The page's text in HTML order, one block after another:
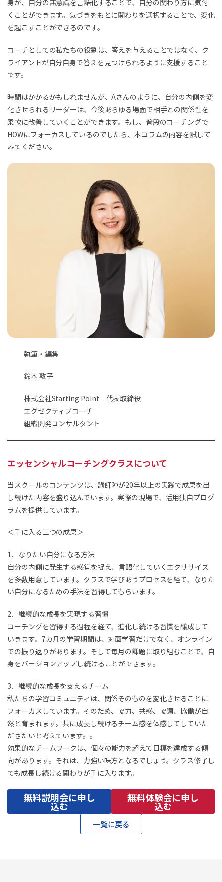
身が、自分の無意識を言語化することで、自分の関わり方に気付
くことができます。気づきをもとに関わりを選択することで、変化
を起こすことができるのです。
コーチとしての私たちの役割は、答えを与えることではなく、ク
ライアントが自分自身で答えを見つけられるように支援すること
です。
時間はかかるかもしれませんが、Aさんのように、自分の内側を変
化させられるリーダーは、今後あらゆる場面で相手との関係性を
柔軟に改善していくことができます。もし、普段のコーチングで
HOWにフォーカスしているのでしたら、本コラムの内容を試して
みてください。
執筆・編集
鈴木 敦子
株式会社Starting Point 代表取締役
エグゼクティブコーチ
組織開発コンサルタント
エッセンシャルコーチングクラスについて
当スクールのコンテンツは、講師陣が20年以上の実践で成果を出
し続けた内容を盛り込んでいます。実際の現場で、活用独自プログ
ラムを提供しています。
＜手に入る三つの成果＞
1．なりたい自分になる方法
自分の内側に発生する感覚を捉え、言語化していくエクササイズ
を多数用意しています。クラスで学びあうプロセスを経て、なりた
い自分になるための手法を習得してもらいます。
2．継続的な成長を実現する習慣
コーチングを習得する過程を経て、進化し続ける習慣を醸成して
いきます。7カ月の学習期間は、対面学習だけでなく、オンライン
での振り返りがあります。そして毎月の課題に取り組むことで、自
身をバージョンアップし続けることができます。
3．継続的な成長を支えるチーム
私たちの学習コミュニティは、関係そのものを変化させることに
フォーカスしています。そのため、協力、共感、協調、協働が自
然と育まれます。共に成長し続けるチーム感を体感してしていた
だきたいと考えています。。
効果的なチームワークは、個々の能力を超えて目標を達成する傾
向があります。それは、力強い味方となるでしょう。クラス修了し
ても成長し続ける関わりが手に入ります。
無料説明会に申し
込む
無料体験会に申し
込む
一覧に戻る